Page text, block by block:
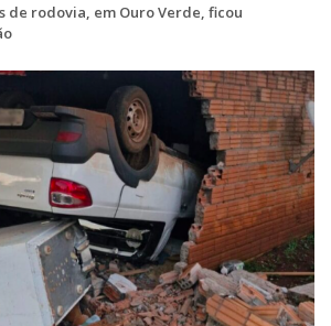
de rodovia, em Ouro Verde, ficou